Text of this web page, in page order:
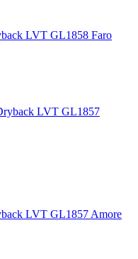
LVT GL1858 Faro
LVT GL1857 Amore